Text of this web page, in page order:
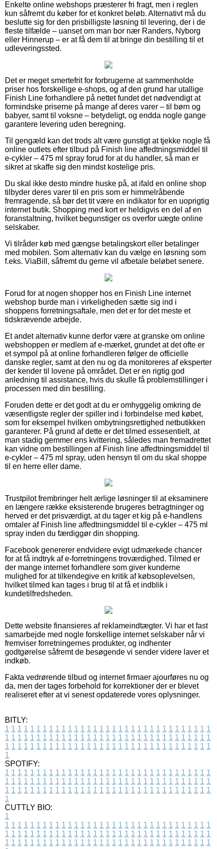
Enkelte online webshops præsterer fri fragt, men i reglen
kun såfremt du køber for et konkret beløb. Alternativt må du
beslutte sig for den prisbilligste løsning til levering, der i de
fleste tilfælde – uanset om man bor nær Randers, Nyborg
eller Hinnerup – er at få dem til at bringe din bestilling til et
udleveringssted.
Det er meget smertefrit for forbrugerne at sammenholde
priser hos forskellige e-shops, og af den grund har utallige
Finish Line forhandlere på nettet fundet det nødvendigt at
formindske priserne på mange af deres varer – til børn og
babyer, samt til voksne – betydeligt, og endda nogle gange
garantere levering uden beregning.
Til gengæld kan det trods alt være gunstigt at tjekke nogle få
online outlets efter tilbud på Finish line affedtningsmiddel til
e-cykler – 475 ml spray forud for at du handler, så man er
sikret at skaffe sig den mindst kostelige pris.
Du skal ikke desto mindre huske på, at ifald en online shop
tilbyder deres varer til en pris som er himmelråbende
fremragende, så bør det tit være en indikator for en uoprigtig
internet butik. Shopping med kort er heldigvis en del af en
foranstaltning, hvilket begunstiger os overfor uægte online
selskaber.
Vi tilråder køb med gængse betalingskort eller betalinger
med mobilen. Som alternativ kan du vælge en løsning som
f.eks. ViaBill, såfremt du gerne vil afbetale beløbet senere.
Forud for at nogen shopper hos en Finish Line internet
webshop burde man i virkeligheden sætte sig ind i
shoppens forretningsaftale, men det er for det meste et
tidskrævende arbejde.
Et andet alternativ kunne derfor være at granske om online
webshoppen er medlem af e-mærket, grundet at det ofte er
et sympol på at online forhandleren følger de officielle
danske regler, samt at den nu og da monitoreres af eksperter
der kender til lovene på området. Det er en rigtig god
anledning til assistance, hvis du skulle få problemstillinger i
processen med din bestilling.
Foruden dette er det godt at du er omhyggelig omkring de
væsentligste regler der spiller ind i forbindelse med købet,
som for eksempel hvilken ombytningsrettighed netbutikken
garanterer. På grund af dette er det tilmed essesentielt, at
man stadig gemmer ens kvittering, således man fremadrettet
kan vidne om bestillingen af Finish line affedtningsmiddel til
e-cykler – 475 ml spray, uden hensyn til om du skal shoppe
til en herre eller dame.
Trustpilot frembringer helt ærlige løsninger til at eksaminere
en længere række eksisterende brugeres betragtninger og
herved er det prisværdigt, at du tager et kig på e-handlens
omtaler af Finish line affedtningsmiddel til e-cykler – 475 ml
spray inden du færdiggør din shopping.
Facebook genererer endvidere evigt udmærkede chancer
for at få indtryk af e-forretningens troværdighed. Tilmed er
der mange internet forhandlere som giver kunderne
mulighed for at tilkendegive en kritik af købsoplevelsen,
hvilket tilmed kan tages i brug til at få et indblik i
kundetilfredsheden.
Dette website finansieres af reklameindtægter. Vi har et fast
samarbejde med nogle forskellige internet selskaber når vi
fremviser forretningernes produkter, og indhenter
godtgørelse såfremt de besøgende vi sender videre laver et
indkøb.
Fakta vedrørende tilbud og internet firmaer ajourføres nu og
da, men der tages forbehold for korrektioner der er blevet
realiseret efter at vi senest opdaterede vores oplysninger.
BITLY:
1 1 1 1 1 1 1 1 1 1 1 1 1 1 1 1 1 1 1 1 1 1 1 1 1 1 1 1 1 1 1 1 1
1 1 1 1 1 1 1 1 1 1 1 1 1 1 1 1 1 1 1 1 1 1 1 1 1 1 1 1 1 1 1 1 1
1 1 1 1 1 1 1 1 1 1 1 1 1 1 1 1 1 1 1 1 1 1 1 1 1 1 1 1 1 1 1 1 1
1
SPOTIFY:
1 1 1 1 1 1 1 1 1 1 1 1 1 1 1 1 1 1 1 1 1 1 1 1 1 1 1 1 1 1 1 1 1
1 1 1 1 1 1 1 1 1 1 1 1 1 1 1 1 1 1 1 1 1 1 1 1 1 1 1 1 1 1 1 1 1
1 1 1 1 1 1 1 1 1 1 1 1 1 1 1 1 1 1 1 1 1 1 1 1 1 1 1 1 1 1 1 1 1
1
CUTTLY BIO:
1
1 1 1 1 1 1 1 1 1 1 1 1 1 1 1 1 1 1 1 1 1 1 1 1 1 1 1 1 1 1 1 1 1
1 1 1 1 1 1 1 1 1 1 1 1 1 1 1 1 1 1 1 1 1 1 1 1 1 1 1 1 1 1 1 1 1
1 1 1 1 1 1 1 1 1 1 1 1 1 1 1 1 1 1 1 1 1 1 1 1 1 1 1 1 1 1 1 1 1